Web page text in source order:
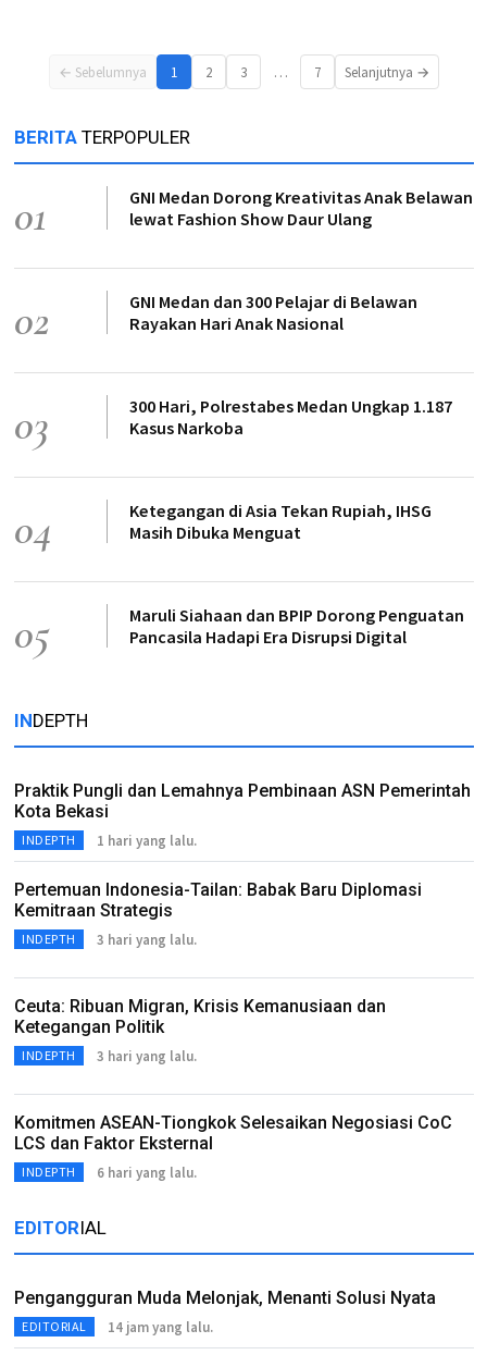
← Sebelumnya 1 2 3 … 7 Selanjutnya →
BERITA TERPOPULER
01
GNI Medan Dorong Kreativitas Anak Belawan
lewat Fashion Show Daur Ulang
02
GNI Medan dan 300 Pelajar di Belawan
Rayakan Hari Anak Nasional
03
300 Hari, Polrestabes Medan Ungkap 1.187
Kasus Narkoba
04
Ketegangan di Asia Tekan Rupiah, IHSG
Masih Dibuka Menguat
05
Maruli Siahaan dan BPIP Dorong Penguatan
Pancasila Hadapi Era Disrupsi Digital
INDEPTH
Praktik Pungli dan Lemahnya Pembinaan ASN Pemerintah
Kota Bekasi
INDEPTH 1 hari yang lalu.
Pertemuan Indonesia-Tailan: Babak Baru Diplomasi
Kemitraan Strategis
INDEPTH 3 hari yang lalu.
Ceuta: Ribuan Migran, Krisis Kemanusiaan dan
Ketegangan Politik
INDEPTH 3 hari yang lalu.
Komitmen ASEAN-Tiongkok Selesaikan Negosiasi CoC
LCS dan Faktor Eksternal
INDEPTH 6 hari yang lalu.
EDITORIAL
Pengangguran Muda Melonjak, Menanti Solusi Nyata
EDITORIAL 14 jam yang lalu.